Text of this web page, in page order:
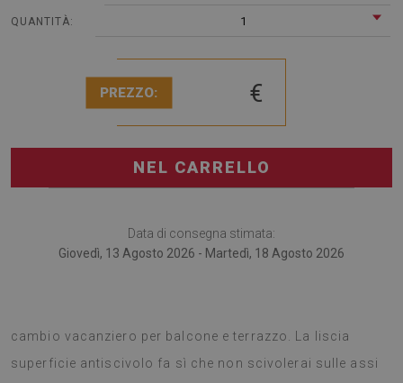
QUANTITÀ: 1
PREZZO: €
NEL CARRELLO
Data di consegna stimata:
Giovedì, 13 Agosto 2026 - Martedì, 18 Agosto 2026
cambio vacanziero per balcone e terrazzo. La liscia
superficie antiscivolo fa sì che non scivolerai sulle assi